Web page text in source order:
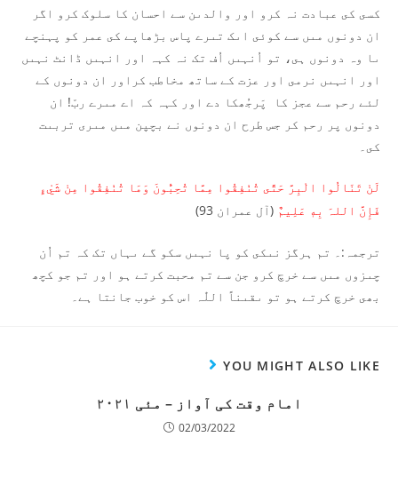
کسى کى عبادت نہ کرو اور والدىن سے احسان کا سلوک کرو اگر
ان دونوں مىں سے کوئى اىک تىرے پاس بڑھاپے کى عمر کو پہنچے
ىا وہ دونوں ہى، تو اُنہىں اُف تک نہ کہہ اور انہىں ڈانٹ نہىں
اور انہىں نرمى اور عزت کے ساتھ مخاطب کراور ان دونوں کے
لئے رحم سے عجز کا پَرجُھکا دے اور کہہ کہ اے مىرے ربّ! ان
دونوں پر رحم کر جس طرح ان دونوں نے بچپن مىں مىرى تربىت
کى۔
لَنْ تَنَالُوا الْبِرَّ حَتَّى تُنْفِقُوا مِمَّا تُحِبُّونَ وَمَا تُنْفِقُوا مِنْ شَيْءٍ
فَإِنَّ اللہَ بِهٖ عَلِيمٌ (آل عمران 93)
ترجمہ:۔ تم ہرگز نىکى کو پا نہىں سکو گے ىہاں تک کہ تم اُن
چىزوں مىں سے خرچ کرو جن سے تم محبت کرتے ہو اور تم جو کچھ
بھى خرچ کرتے ہو تو ىقىناً اللّٰہ اس کو خوب جانتا ہے۔
YOU MIGHT ALSO LIKE
امام وقت کی آواز – مئی ۲۰۲۱
02/03/2022